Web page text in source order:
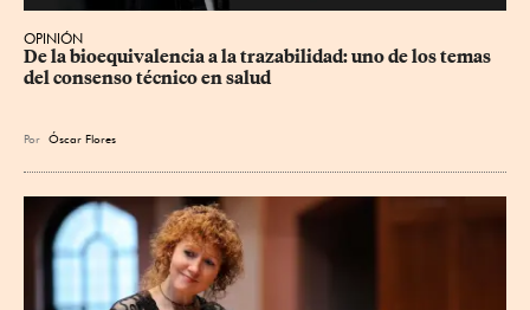
OPINIÓN
De la bioequivalencia a la trazabilidad: uno de los temas
del consenso técnico en salud
Por Óscar Flores